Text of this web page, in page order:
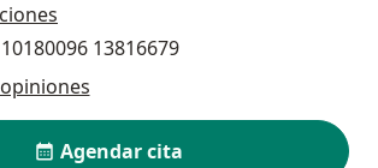
13816679
Agendar cita